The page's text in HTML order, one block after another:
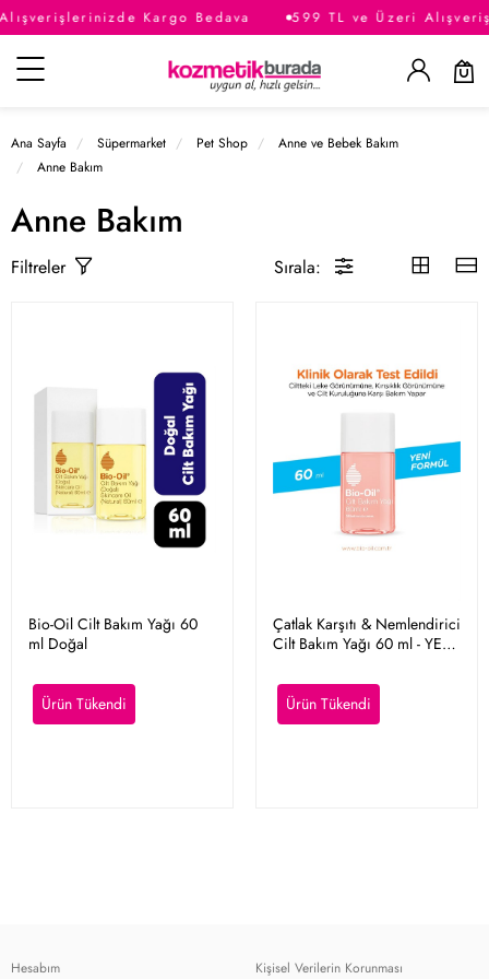
Kargo Bedava 599 TL ve Üzeri
Kategoriler
Ana Sayfa Süpermarket Pet Shop
Anne ve Bebek Bakım
Anne Bakım
Anne Bakım
Filtreler Sırala:
Bio-Oil Cilt Bakım Yağı 60
ml Doğal
Ürün Tükendi
Çatlak Karşıtı & Nemlendirici
Cilt Bakım Yağı 60 ml - YENİ
Ürün Tükendi
Hesabım Kişisel Verilerin Korunması